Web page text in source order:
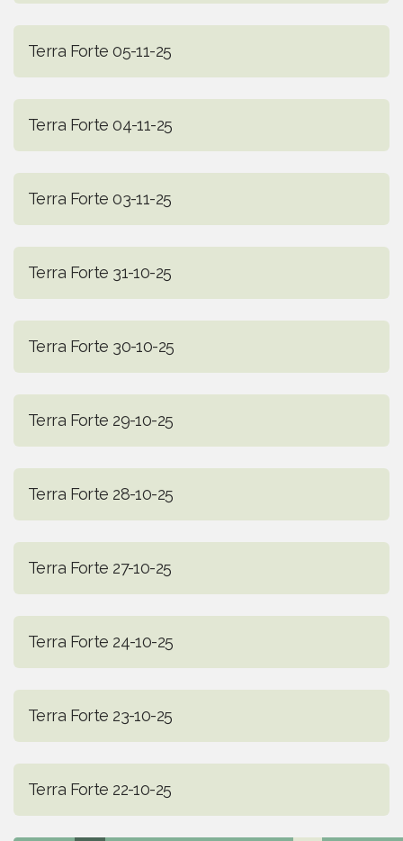
Terra Forte 05-11-25
Terra Forte 04-11-25
Terra Forte 03-11-25
Terra Forte 31-10-25
Terra Forte 30-10-25
Terra Forte 29-10-25
Terra Forte 28-10-25
Terra Forte 27-10-25
Terra Forte 24-10-25
Terra Forte 23-10-25
Terra Forte 22-10-25